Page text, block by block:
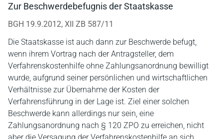
Zur Beschwerdebefugnis der Staatskasse
BGH 19.9.2012, XII ZB 587/11
Die Staatskasse ist auch dann zur Beschwerde befugt,
wenn ihrem Vortrag nach der Antragsteller, dem
Verfahrenskostenhilfe ohne Zahlungsanordnung bewilligt
wurde, aufgrund seiner persönlichen und wirtschaftlichen
Verhältnisse zur Übernahme der Kosten der
Verfahrensführung in der Lage ist. Ziel einer solchen
Beschwerde kann allerdings nur sein, eine
Zahlungsanordnung nach § 120 ZPO zu erreichen, nicht
aber die Versagung der Verfahrenskostenhilfe an sich.